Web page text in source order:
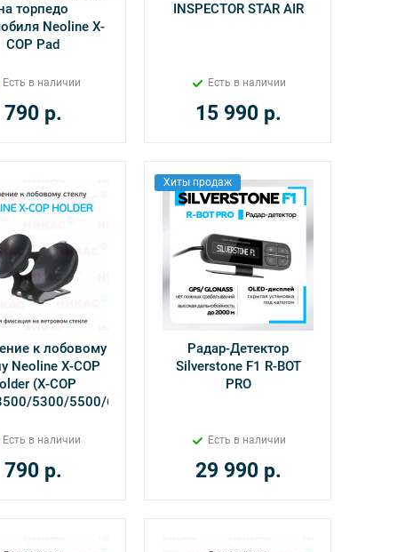
торпедо
Neoline X-
COP Pad
Есть в наличии
790р.
INSPECTOR STAR AIR
Есть в наличии
15 990р.
к лобовому
Neoline X-COP
(Х-СОР
5300/5500/6500/7000/7500/5700)
Есть в наличии
790р.
Хиты продаж
Радар-Детектор
Silverstone F1 R-BOT
PRO
Есть в наличии
29 990р.